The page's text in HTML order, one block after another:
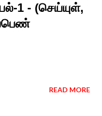
1 - (செய்யுள்,
READ MORE